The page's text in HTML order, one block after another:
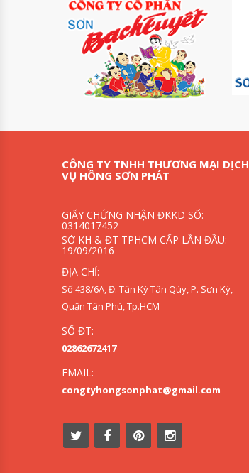
CÔNG TY TNHH THƯƠNG MẠI DỊCH
VỤ HỒNG SƠN PHÁT
GIẤY CHỨNG NHẬN ĐKKD SỐ:
0314017452
SỞ KH & ĐT TPHCM CẤP LẦN ĐẦU:
19/09/2016
ĐỊA CHỈ:
Số 438/6A, Đ. Tân Kỳ Tân Qúy, P. Sơn Kỳ,
Quận Tân Phú, Tp.HCM
SỐ ĐT:
02862672417
EMAIL:
congtyhongsonphat@gmail.com